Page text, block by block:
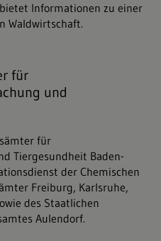
Informationen zu einer
Waldwirtschaft.
für
und
für
Tiergesundheit Baden-
der Chemischen
Freiburg, Karlsruhe,
des Staatlichen
Aulendorf.